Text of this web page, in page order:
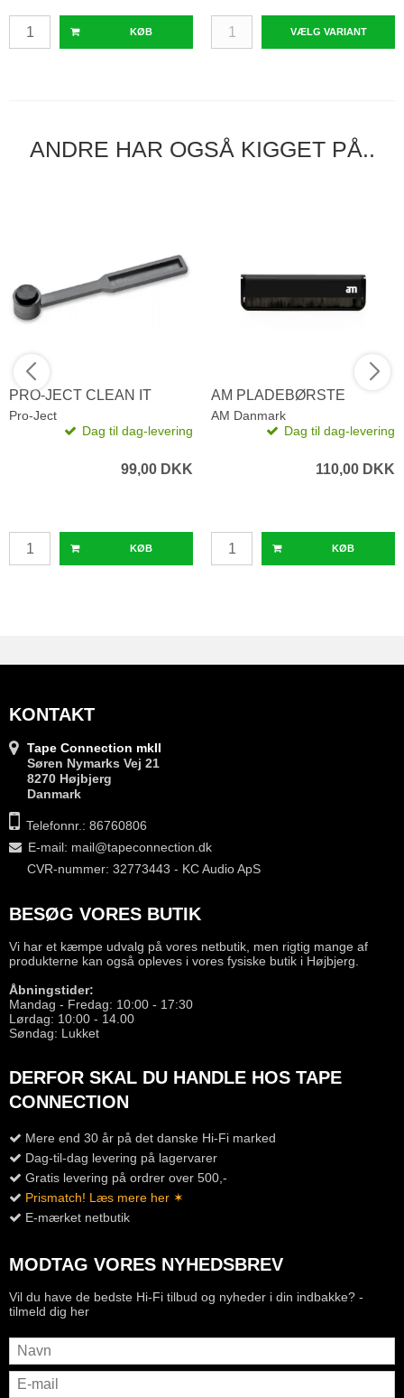
KØB VÆLG VARIANT
ANDRE HAR OGSÅ KIGGET PÅ..
PRO-JECT CLEAN IT
Pro-Ject
Dag til dag-levering
99,00 DKK
KØB
AM PLADEBØRSTE
AM Danmark
Dag til dag-levering
110,00 DKK
KØB
KONTAKT
Tape Connection mkII
Søren Nymarks Vej 21
8270 Højbjerg
Danmark
Telefonnr.: 86760806
E-mail: mail@tapeconnection.dk
CVR-nummer: 32773443 - KC Audio ApS
BESØG VORES BUTIK
Vi har et kæmpe udvalg på vores netbutik, men rigtig mange af
produkterne kan også opleves i vores fysiske butik i Højbjerg.
Åbningstider:
Mandag - Fredag: 10:00 - 17:30
Lørdag: 10:00 - 14.00
Søndag: Lukket
DERFOR SKAL DU HANDLE HOS TAPE
CONNECTION
Mere end 30 år på det danske Hi-Fi marked
Dag-til-dag levering på lagervarer
Gratis levering på ordrer over 500,-
Prismatch! Læs mere her ✶
E-mærket netbutik
MODTAG VORES NYHEDSBREV
Vil du have de bedste Hi-Fi tilbud og nyheder i din indbakke? -
tilmeld dig her